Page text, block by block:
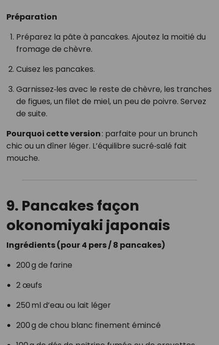
Préparation
Préparez la pâte à pancakes. Ajoutez la moitié du
fromage de chèvre.
Cuisez les pancakes.
Garnissez‑les avec le reste de chèvre, les tranches
de figues, un filet de miel, un peu de poivre. Servez
de suite.
Pourquoi cette version: parfaite pour un brunch
chic ou un dîner léger. L’équilibre sucré‑salé fait
mouche.
9. Pancakes façon
okonomiyaki japonais
Ingrédients (pour 4 pers / 8 pancakes)
200 g de farine
2 œufs
250 ml d’eau ou lait léger
200 g de chou blanc finement émincé